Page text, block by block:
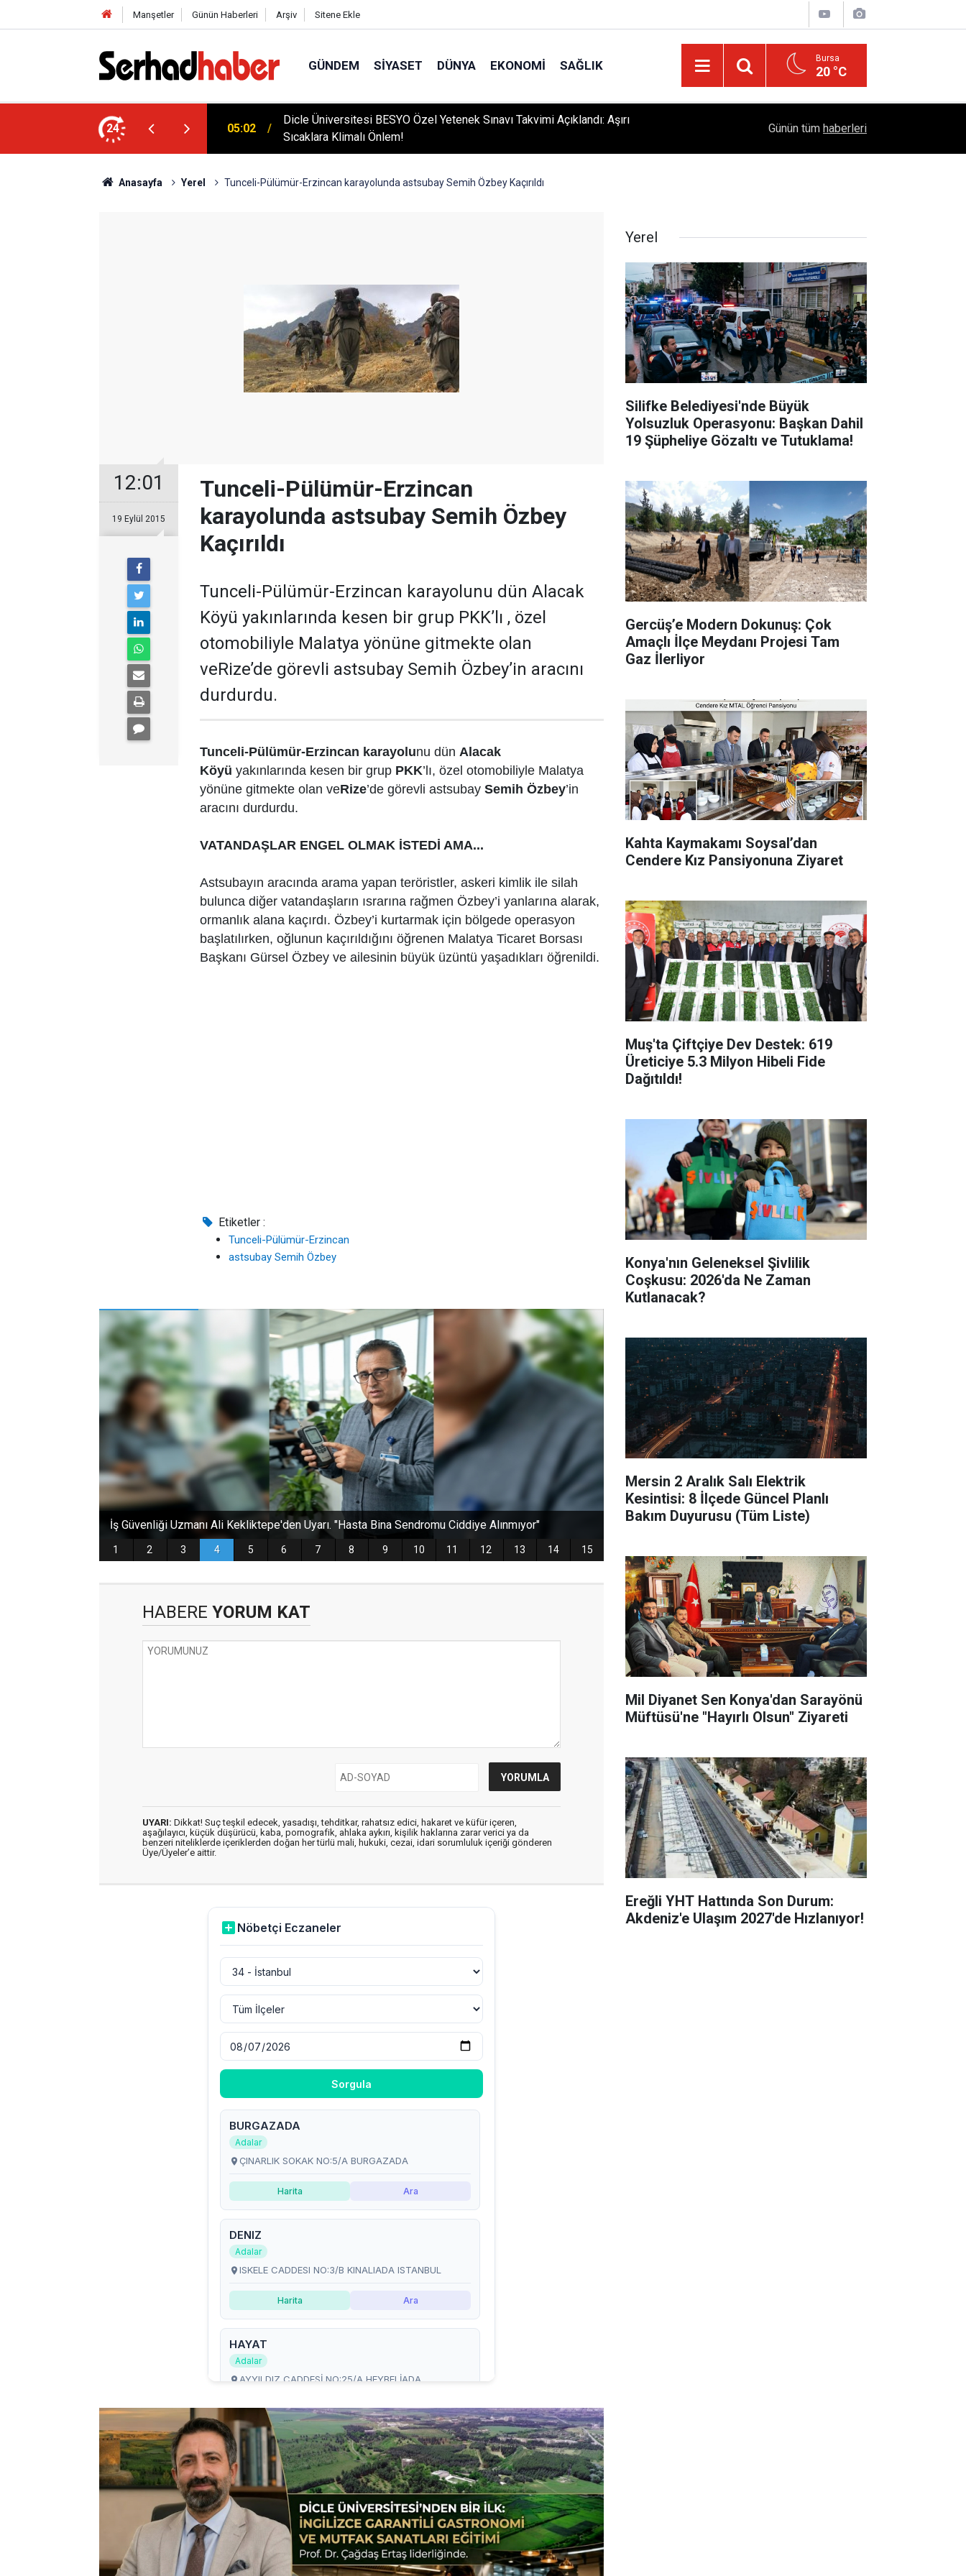
Manşetler Günün Haberleri Arşiv Sitene Ekle
GÜNDEM SIYASET DÜNYA EKONOMI SAĞLIK Bursa
20 °C
24
Zirvesine Güçlü Destek: Rektör Prof. Dr.
05:02
Dicle Üniversitesi BESYO Özel Yetenek Sınavı Takvimi Açıklandı: Aşırı
Sıcaklara Klimalı Önlem!
Diyarbakır'da İşçi Kıyımı: 45 Derece Sıcakta
Günün tüm haberleri
Anasayfa Yerel Tunceli-Pülümür-Erzincan karayolunda astsubay Semih Özbey Kaçırıldı
12:01
19 Eylül 2015
Tunceli-Pülümür-Erzincan
karayolunda astsubay Semih Özbey
Kaçırıldı
Tunceli-Pülümür-Erzincan karayolunu dün Alacak
Köyü yakınlarında kesen bir grup PKK’lı , özel
otomobiliyle Malatya yönüne gitmekte olan
veRize’de görevli astsubay Semih Özbey’in aracını
durdurdu.
Tunceli-Pülümür-Erzincan karayolunu dün Alacak
Köyü yakınlarında kesen bir grup PKK’lı, özel otomobiliyle Malatya
yönüne gitmekte olan veRize’de görevli astsubay Semih Özbey’in
aracını durdurdu.
VATANDAŞLAR ENGEL OLMAK İSTEDİ AMA...
Astsubayın aracında arama yapan teröristler, askeri kimlik ile silah
bulunca diğer vatandaşların ısrarına rağmen Özbey’i yanlarına alarak,
ormanlık alana kaçırdı. Özbey’i kurtarmak için bölgede operasyon
başlatılırken, oğlunun kaçırıldığını öğrenen Malatya Ticaret Borsası
Başkanı Gürsel Özbey ve ailesinin büyük üzüntü yaşadıkları öğrenildi.
Etiketler :
Tunceli-Pülümür-Erzincan
astsubay Semih Özbey
HABERE YORUM KAT
UYARI: Dikkat! Suç teşkil edecek, yasadışı, tehditkar, rahatsız edici, hakaret ve küfür içeren,
aşağılayıcı, küçük düşürücü, kaba, pornografik, ahlaka aykırı, kişilik haklarına zarar verici ya da
benzeri niteliklerde içeriklerden doğan her türlü mali, hukuki, cezai, idari sorumluluk içeriği gönderen
Üye/Üyeler’e aittir.
Yerel
Silifke Belediyesi'nde Büyük
Yolsuzluk Operasyonu: Başkan Dahil
19 Şüpheliye Gözaltı ve Tutuklama!
Gercüş’e Modern Dokunuş: Çok
Amaçlı İlçe Meydanı Projesi Tam
Gaz İlerliyor
Kahta Kaymakamı Soysal’dan
Cendere Kız Pansiyonuna Ziyaret
Muş'ta Çiftçiye Dev Destek: 619
Üreticiye 5.3 Milyon Hibeli Fide
Dağıtıldı!
Konya'nın Geleneksel Şivlilik
Coşkusu: 2026'da Ne Zaman
Kutlanacak?
Mersin 2 Aralık Salı Elektrik
Kesintisi: 8 İlçede Güncel Planlı
Bakım Duyurusu (Tüm Liste)
Mil Diyanet Sen Konya'dan Sarayönü
Müftüsü'ne "Hayırlı Olsun" Ziyareti
Ereğli YHT Hattında Son Durum:
Akdeniz'e Ulaşım 2027'de Hızlanıyor!